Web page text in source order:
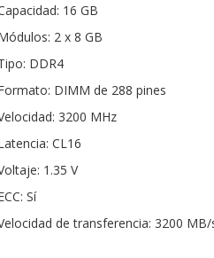
16 GB
2 x 8 GB
DDR4
DIMM de 288 pines
3200 MHz
CL16
1.35 V
Sí
de transferencia: 3200 MB/